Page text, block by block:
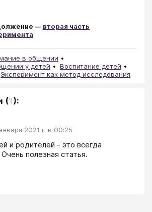
— вторая часть
в общении
у детей
Воспитание детей
Эксперимент как метод исследования
(1):
2021 г. в 00:25
и родителей - это всегда
полезная статья.